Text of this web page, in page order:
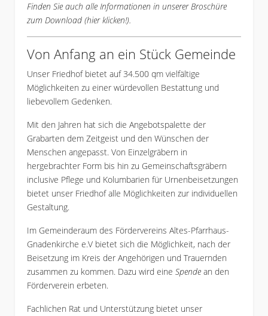
Finden Sie auch alle Informationen in unserer Broschüre
zum Download (hier klicken!).
Von Anfang an ein Stück Gemeinde
Unser Friedhof bietet auf 34.500 qm vielfältige
Möglichkeiten zu einer würdevollen Bestattung und
liebevollem Gedenken.
Mit den Jahren hat sich die Angebotspalette der
Grabarten dem Zeitgeist und den Wünschen der
Menschen angepasst. Von Einzelgräbern in
hergebrachter Form bis hin zu Gemeinschaftsgräbern
inclusive Pflege und Kolumbarien für Urnenbeisetzungen
bietet unser Friedhof alle Möglichkeiten zur individuellen
Gestaltung.
Im Gemeinderaum des Fördervereins Altes-Pfarrhaus-
Gnadenkirche e.V bietet sich die Möglichkeit, nach der
Beisetzung im Kreis der Angehörigen und Trauernden
zusammen zu kommen. Dazu wird eineSpende an den
Förderverein erbeten.
Fachlichen Rat und Unterstützung bietet unser